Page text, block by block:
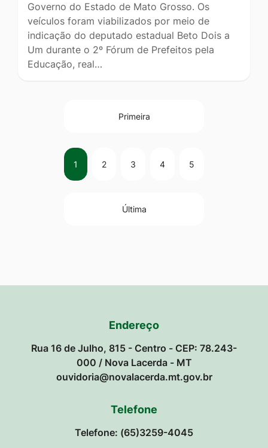
Governo do Estado de Mato Grosso. Os
veículos foram viabilizados por meio de
indicação do deputado estadual Beto Dois a
Um durante o 2º Fórum de Prefeitos pela
Educação, real…
Primeira
1 2 3 4 5
Última
Endereço
Rua 16 de Julho, 815 - Centro - CEP: 78.243-
000 / Nova Lacerda - MT
ouvidoria@novalacerda.mt.gov.br
Telefone
Telefone: (65)3259-4045